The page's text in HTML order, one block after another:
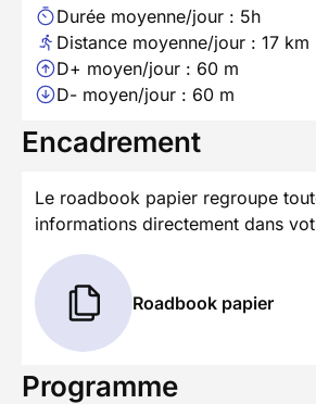
Durée moyenne/jour : 5h
Distance moyenne/jour : 17 km
D+ moyen/jour : 60 m
D- moyen/jour : 60 m
Encadrement
Le roadbook papier regroupe
informations directement dans
Roadbook papier
Programme